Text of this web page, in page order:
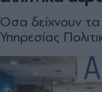
Όσα δείχνουν τα
Υπηρεσίας